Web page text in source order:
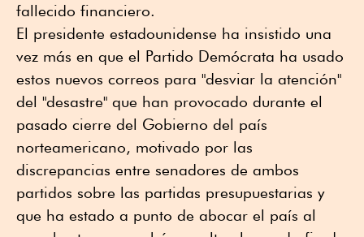
fallecido financiero.
El presidente estadounidense ha insistido una
vez más en que el Partido Demócrata ha usado
estos nuevos correos para "desviar la atención"
del "desastre" que han provocado durante el
pasado cierre del Gobierno del país
norteamericano, motivado por las
discrepancias entre senadores de ambos
partidos sobre las partidas presupuestarias y
que ha estado a punto de abocar el país al